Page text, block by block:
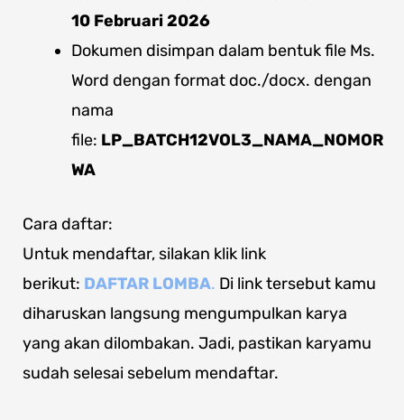
10 Februari 2026
Dokumen disimpan dalam bentuk file Ms.
Word dengan format doc./docx. dengan
nama
file: LP_BATCH12VOL3_NAMA_NOMOR
WA
Cara daftar:
Untuk mendaftar, silakan klik link
berikut: DAFTAR LOMBA. Di link tersebut kamu
diharuskan langsung mengumpulkan karya
yang akan dilombakan. Jadi, pastikan karyamu
sudah selesai sebelum mendaftar.